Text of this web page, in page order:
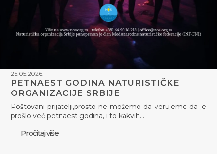
26.05.2026.
PETNAEST GODINA NATURISTIČKE
ORGANIZACIJE SRBIJE
Poštovani prijatelji,prosto ne možemo da verujemo da je
prošlo već petnaest godina, i to kakvih…
Pročitaj više